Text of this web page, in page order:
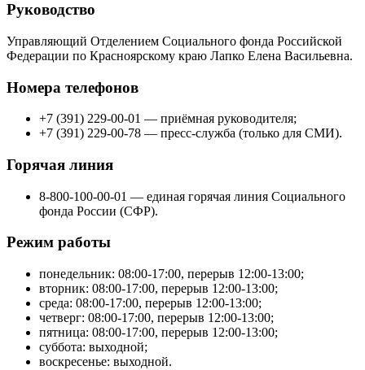
Руководство
Управляющий Отделением Социального фонда Российской
Федерации по Красноярскому краю Лапко Елена Васильевна.
Номера телефонов
+7 (391) 229-00-01 — приёмная руководителя;
+7 (391) 229-00-78 — пресс-служба (только для СМИ).
Горячая линия
8-800-100-00-01 — единая горячая линия Социального
фонда России (СФР).
Режим работы
понедельник: 08:00-17:00, перерыв 12:00-13:00;
вторник: 08:00-17:00, перерыв 12:00-13:00;
среда: 08:00-17:00, перерыв 12:00-13:00;
четверг: 08:00-17:00, перерыв 12:00-13:00;
пятница: 08:00-17:00, перерыв 12:00-13:00;
суббота: выходной;
воскресенье: выходной.